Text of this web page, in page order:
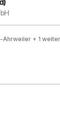
Ahrweiler + 1